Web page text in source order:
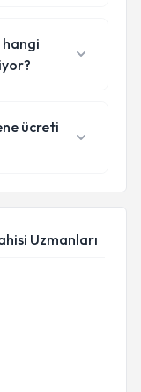
hangi
ücreti
Uzmanları